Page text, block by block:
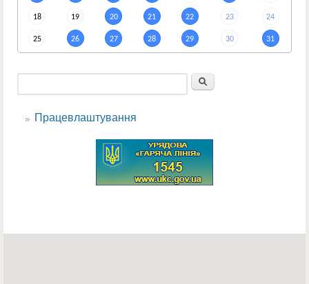
18 19 20 21 22 23 24
25 26 27 28 29 30 31
Пошукова форма
Працевлаштування